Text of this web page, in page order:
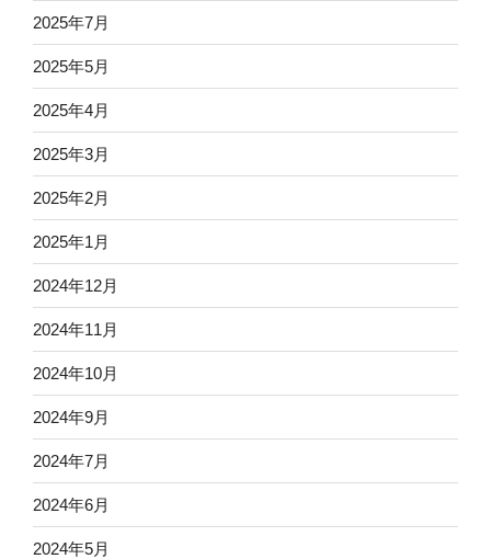
2025年7月
2025年5月
2025年4月
2025年3月
2025年2月
2025年1月
2024年12月
2024年11月
2024年10月
2024年9月
2024年7月
2024年6月
2024年5月